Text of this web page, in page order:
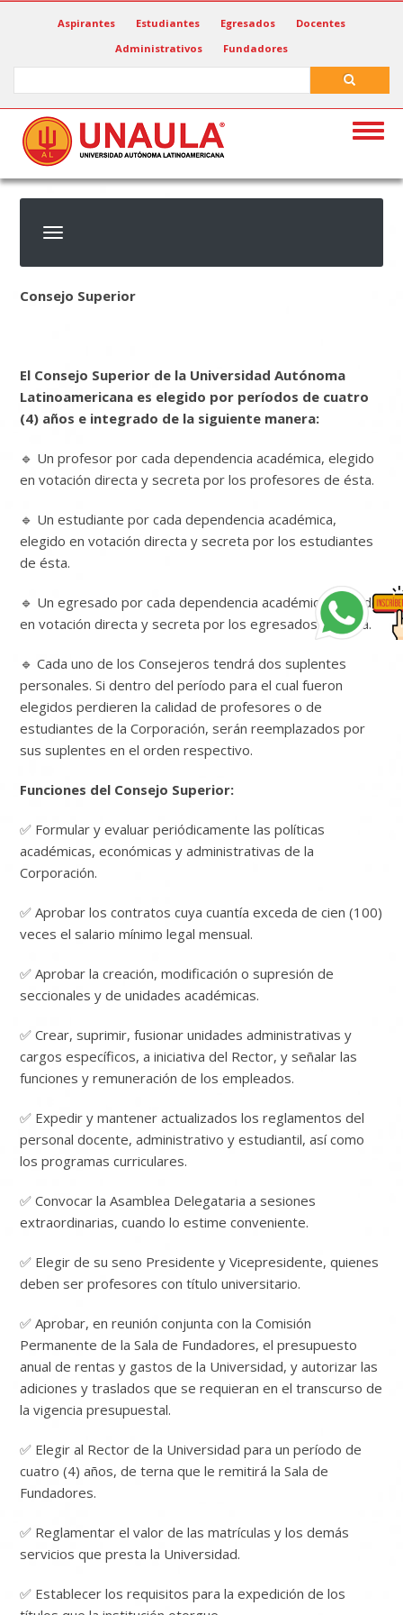
Aspirantes Estudiantes Egresados
Docentes
Administrativos
Fundadores
Consejo Superior
El Consejo Superior de la Universidad Autónoma
Latinoamericana es elegido por períodos de cuatro
(4) años e integrado de la siguiente manera:
🔹 Un profesor por cada dependencia académica, elegido
en votación directa y secreta por los profesores de ésta.
🔹 Un estudiante por cada dependencia académica,
elegido en votación directa y secreta por los estudiantes
de ésta.
🔹 Un egresado por cada dependencia académica, elegido
en votación directa y secreta por los egresados de ésta.
🔹 Cada uno de los Consejeros tendrá dos suplentes
personales. Si dentro del período para el cual fueron
elegidos perdieren la calidad de profesores o de
estudiantes de la Corporación, serán reemplazados por
sus suplentes en el orden respectivo.
Funciones del Consejo Superior:
✅ Formular y evaluar periódicamente las políticas
académicas, económicas y administrativas de la
Corporación.
✅ Aprobar los contratos cuya cuantía exceda de cien (100)
veces el salario mínimo legal mensual.
✅ Aprobar la creación, modificación o supresión de
seccionales y de unidades académicas.
✅ Crear, suprimir, fusionar unidades administrativas y
cargos específicos, a iniciativa del Rector, y señalar las
funciones y remuneración de los empleados.
✅ Expedir y mantener actualizados los reglamentos del
personal docente, administrativo y estudiantil, así como
los programas curriculares.
✅ Convocar la Asamblea Delegataria a sesiones
extraordinarias, cuando lo estime conveniente.
✅ Elegir de su seno Presidente y Vicepresidente, quienes
deben ser profesores con título universitario.
✅ Aprobar, en reunión conjunta con la Comisión
Permanente de la Sala de Fundadores, el presupuesto
anual de rentas y gastos de la Universidad, y autorizar las
adiciones y traslados que se requieran en el transcurso de
la vigencia presupuestal.
✅ Elegir al Rector de la Universidad para un período de
cuatro (4) años, de terna que le remitirá la Sala de
Fundadores.
✅ Reglamentar el valor de las matrículas y los demás
servicios que presta la Universidad.
✅ Establecer los requisitos para la expedición de los